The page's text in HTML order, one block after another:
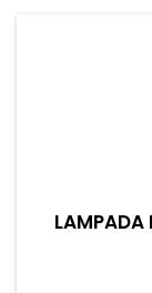
LAMPADA